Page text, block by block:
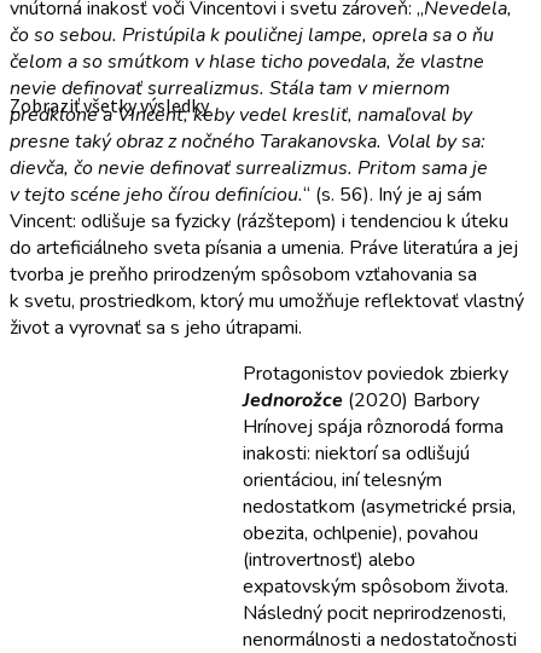
Zobraziť všetky výsledky
vnútorná inakosť voči Vincentovi i svetu zároveň: „Nevedela,
čo so sebou. Pristúpila k pouličnej lampe, oprela sa o ňu
čelom a so smútkom v hlase ticho povedala, že vlastne
nevie definovať surrealizmus. Stála tam v miernom
predklone a Vincent, keby vedel kresliť, namaľoval by
presne taký obraz z nočného Tarakanovska. Volal by sa:
dievča, čo nevie definovať surrealizmus. Pritom sama je
v tejto scéne jeho čírou definíciou.“ (s. 56). Iný je aj sám
Vincent: odlišuje sa fyzicky (rázštepom) i tendenciou k úteku
do arteficiálneho sveta písania a umenia. Práve literatúra a jej
tvorba je preňho prirodzeným spôsobom vzťahovania sa
k svetu, prostriedkom, ktorý mu umožňuje reflektovať vlastný
život a vyrovnať sa s jeho útrapami.
Protagonistov poviedok zbierky
Jednorožce(2020) Barbory
Hrínovej spája rôznorodá forma
inakosti: niektorí sa odlišujú
orientáciou, iní telesným
nedostatkom (asymetrické prsia,
obezita, ochlpenie), povahou
(introvertnosť) alebo
expatovským spôsobom života.
Následný pocit neprirodzenosti,
nenormálnosti a nedostatočnosti